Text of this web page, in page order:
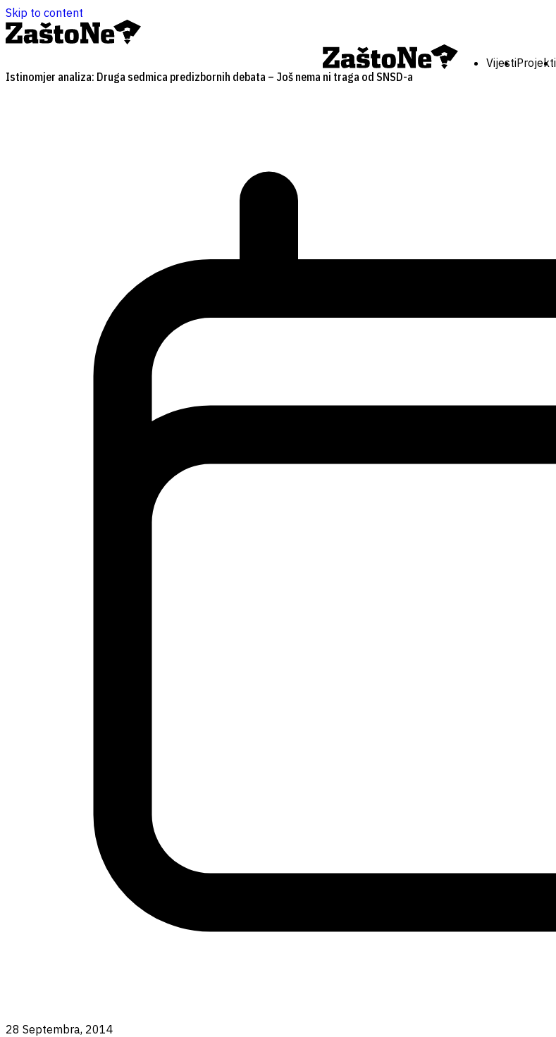
Skip to content
VijestiProjekti
Istinomjer analiza: Druga sedmica predizbornih debata – Još nema ni traga od SNSD-a
28 Septembra, 2014